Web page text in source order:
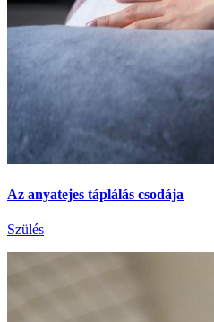
Az anyatejes táplálás csodája
Szülés